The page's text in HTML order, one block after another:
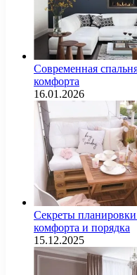
Современная
комфорта
16.01.2026
Секреты
комфорта и порядка
15.12.2025